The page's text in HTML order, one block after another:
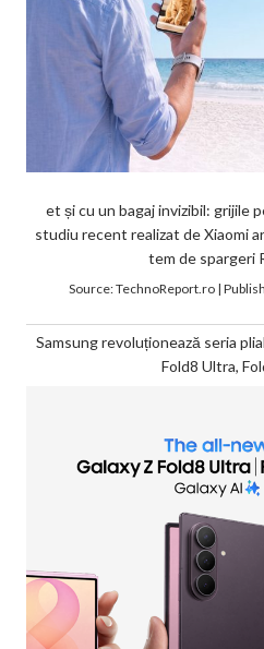
et și cu un bagaj invizibil: grijile
studiu recent realizat de Xiaomi
tem de spargeri
Source:TechnoReport.ro|
Samsung revoluționează seria
Fold8 Ultra,